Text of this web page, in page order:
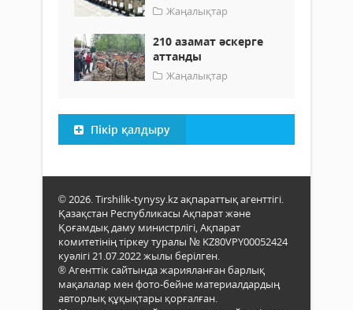
Жаңалықтар
210 азамат әскерге
аттанды
Жаңалықтар
Пікір қалдыру
© 2026. Tirshilik-tynysy.kz ақпараттық агенттігі.
Қазақстан Республикасы Ақпарат және
Қоғамдық даму министрлігі, Ақпарат
комитетінің тіркеу туралы № KZ80VPY00052424
куәлігі 21.07.2022 жылы берілген.
® Агенттік сайтында жарияланған барлық
мақалалар мен фото-бейне материалдардың
авторлық құқықтары қорғалған.